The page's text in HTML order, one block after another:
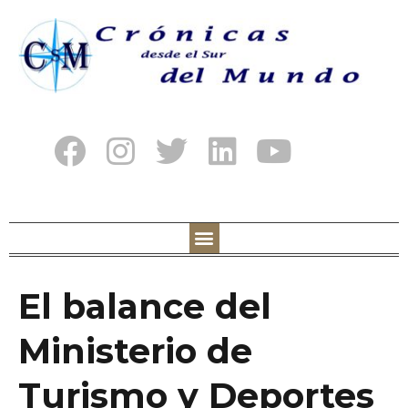
El balance del
Ministerio de
Turismo y Deportes